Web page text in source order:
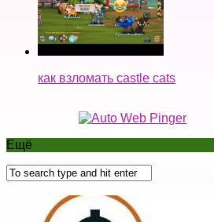
как взломать castle cats
Ещё